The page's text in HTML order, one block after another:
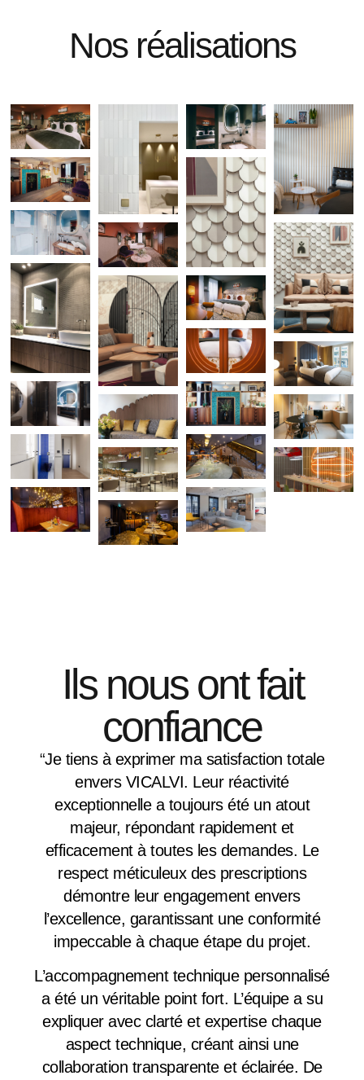
Nos réalisations
Ils nous ont fait
confiance
“Je tiens à exprimer ma satisfaction totale
envers VICALVI. Leur réactivité
exceptionnelle a toujours été un atout
majeur, répondant rapidement et
efficacement à toutes les demandes. Le
respect méticuleux des prescriptions
démontre leur engagement envers
l’excellence, garantissant une conformité
impeccable à chaque étape du projet.
L’accompagnement technique personnalisé
a été un véritable point fort. L’équipe a su
expliquer avec clarté et expertise chaque
aspect technique, créant ainsi une
collaboration transparente et éclairée. De